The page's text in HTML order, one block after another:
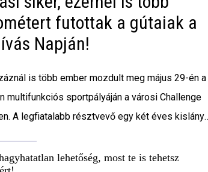
futottak a gútaiak a
Napján!
is több ember mozdult meg május 29-én a
multifunkciós sportpályáján a városi Challenge
A legfiatalabb résztvevő egy két éves kislány